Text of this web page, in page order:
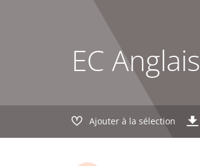
EC Anglais
Ajouter à la sélection